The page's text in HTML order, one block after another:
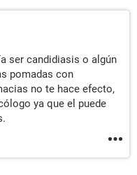
ser candidiasis o algún
pomadas con
no te hace efecto,
ya que el puede